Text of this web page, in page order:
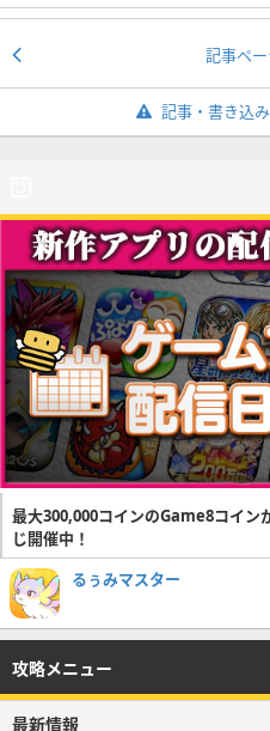
記事ペ
記事・書き込
最大300,000コインのGame8コイン
じ開催中！
るぅみマスター
攻略メニュー
最新情報